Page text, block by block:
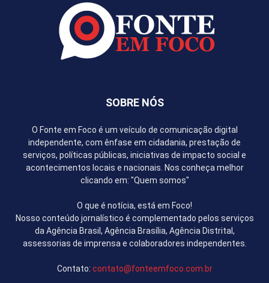
SOBRE NÓS
O Fonte em Foco é um veículo de comunicação digital
independente, com ênfase em cidadania, prestação de
serviços, políticas públicas, iniciativas de impacto social e
acontecimentos locais e nacionais. Nos conheça melhor
clicando em: "Quem somos"
O que é notícia, está em Foco!
Nosso conteúdo jornalístico é complementado pelos serviços
da Agência Brasil, Agência Brasília, Agência Distrital,
assessorias de imprensa e colaboradores independentes.
Contato: contato@fonteemfoco.com.br